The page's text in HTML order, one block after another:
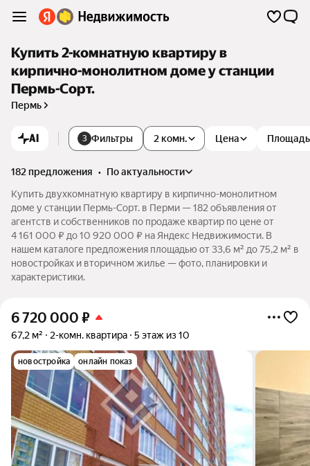
Купить 2-комнатную квартиру в
кирпично-монолитном доме у станции
Пермь-Сорт.
Пермь
AI 3 Фильтры 2 комн. Цена Площадь
182 предложения •
по актуальности
Купить двухкомнатную квартиру в кирпично-монолитном
доме у станции Пермь-Сорт. в Перми — 182 объявления от
агентств и собственников по продаже квартир по цене от
4 161 000 ₽ до 10 920 000 ₽ на Яндекс Недвижимости. В
нашем каталоге предложения площадью от 33,6 м² до 75,2 м² в
новостройках и вторичном жилье — фото, планировки и
характеристики.
6 720 000 ₽
67,2 м² 2-комн. квартира 5 этаж из 10
новостройка онлайн показ